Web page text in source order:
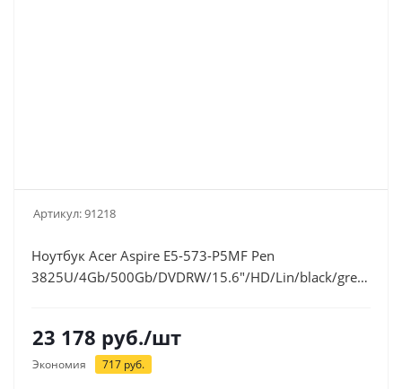
Артикул:91218
Ноутбук Acer Aspire E5-573-P5MF Pen
3825U/4Gb/500Gb/DVDRW/15.6"/HD/Lin/black/grey/
23 178 руб./шт
Экономия 717 руб.